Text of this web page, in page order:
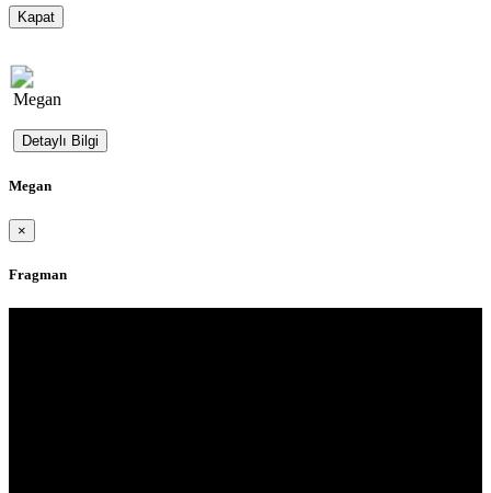
Kapat
Megan
Detaylı Bilgi
Megan
×
Fragman